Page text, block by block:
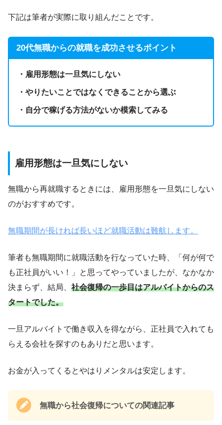
下記は筆者が実際に取り組んだことです。
20代無職からの就職を成功させるポイント
・雇用形態は一旦気にしない
・やりたいことではなくできることから選ぶ
・自分で稼げる方法がないか模索してみる
雇用形態は一旦気にしない
無職から再就職するときには、雇用形態を一旦気にしない
のがおすすめです。
無職期間が長ければ長いほど就職活動は難航します。
筆者も無職期間に就職活動を行なっていた時、「何が何で
も正社員がいい！」と思ってやっていましたが、なかなか
決まらず、結局、 社会復帰の一歩目はアルバイトからのス
タートでした。
一旦アルバイトで働き収入を得ながら、正社員で入れても
らえる会社を探すのもありだと思います。
お金が入ってくるとやはりメンタルは安定します。
無職から社会復帰についての関連記事